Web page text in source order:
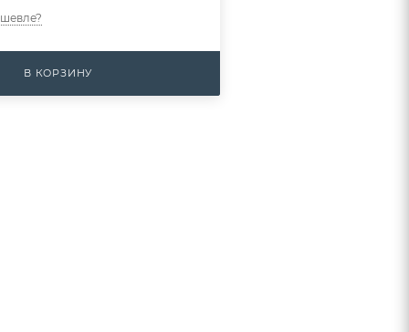
В КОРЗИНУ